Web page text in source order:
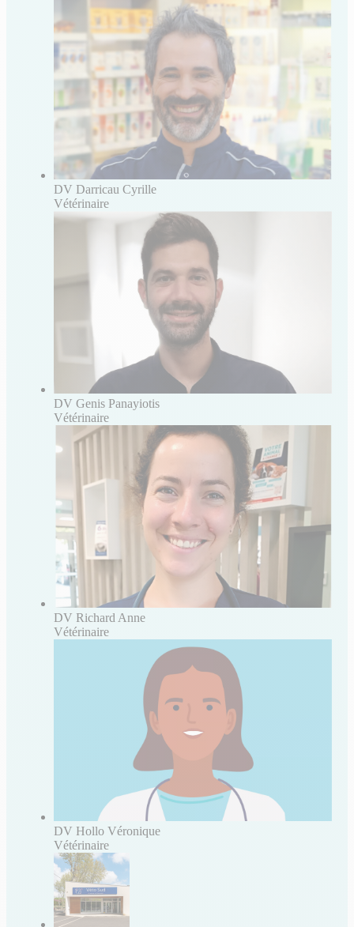
DV Darricau Cyrille
Vétérinaire
DV Genis Panayiotis
Vétérinaire
DV Richard Anne
Vétérinaire
DV Hollo Véronique
Vétérinaire